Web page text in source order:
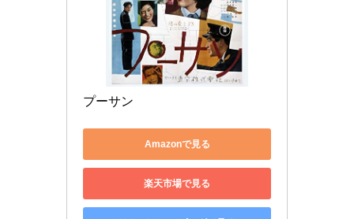
プーサン
Amazonで見る
楽天市場で見る